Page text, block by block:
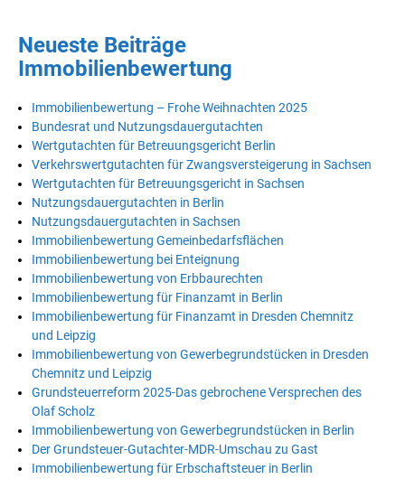
Neueste Beiträge
Immobilienbewertung
Immobilienbewertung – Frohe Weihnachten 2025
Bundesrat und Nutzungsdauergutachten
Wertgutachten für Betreuungsgericht Berlin
Verkehrswertgutachten für Zwangsversteigerung in Sachsen
Wertgutachten für Betreuungsgericht in Sachsen
Nutzungsdauergutachten in Berlin
Nutzungsdauergutachten in Sachsen
Immobilienbewertung Gemeinbedarfsflächen
Immobilienbewertung bei Enteignung
Immobilienbewertung von Erbbaurechten
Immobilienbewertung für Finanzamt in Berlin
Immobilienbewertung für Finanzamt in Dresden Chemnitz
und Leipzig
Immobilienbewertung von Gewerbegrundstücken in Dresden
Chemnitz und Leipzig
Grundsteuerreform 2025-Das gebrochene Versprechen des
Olaf Scholz
Immobilienbewertung von Gewerbegrundstücken in Berlin
Der Grundsteuer-Gutachter-MDR-Umschau zu Gast
Immobilienbewertung für Erbschaftsteuer in Berlin